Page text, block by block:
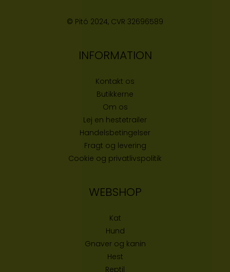
© Pitó 2024, CVR 32696589
INFORMATION
Kontakt os
Butikkerne
Om os
Lej en hestetrailer
Handelsbetingelser
Fragt og levering
Cookie og privatlivspolitik
WEBSHOP
Kat
Hund
Gnaver og kanin
Hest
Reptil